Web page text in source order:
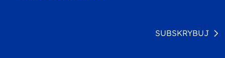
SUBSKRYBUJ